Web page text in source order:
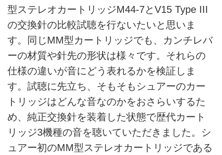
型ステレオカートリッジM44-7とV15 Type III
の交換針の比較試聴を行ないたいと思いま
す。同じMM型カートリッジでも、カンチレバ
ーの材質や針先の形状は様々です。それらの
仕様の違いが音にどう表れるかを検証しま
す。試聴に先立ち、そもそもシュアーのカー
トリッジはどんな音なのかをおさらいするた
め、純正交換針を装着した状態で歴代カート
リッジ3機種の音を聴いていただきました。シ
ュアー初のMM型ステレオカートリッジである